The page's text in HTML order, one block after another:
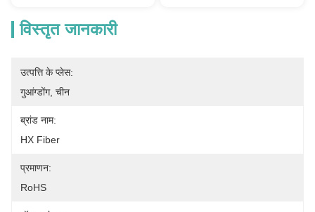
विस्तृत जानकारी
उत्पत्ति के प्लेस:
गुआंग्डोंग, चीन
ब्रांड नाम:
HX Fiber
प्रमाणन:
RoHS